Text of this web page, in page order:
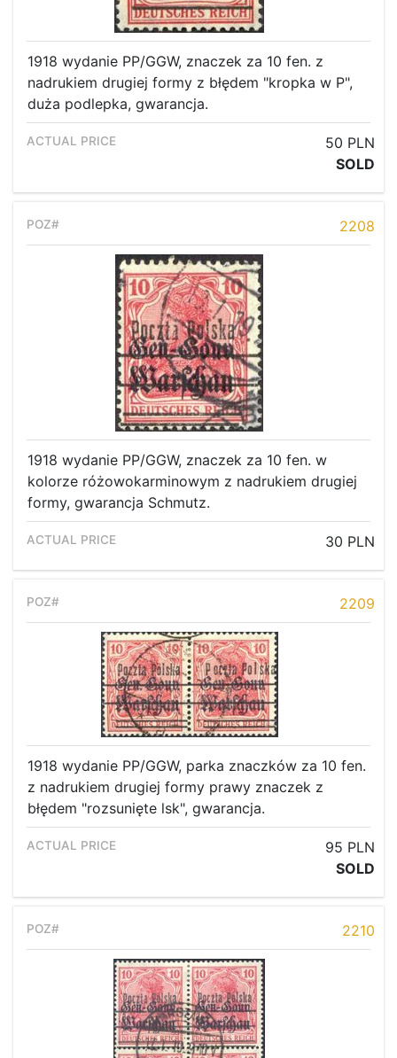
1918 wydanie PP/GGW, znaczek za 10 fen. z
nadrukiem drugiej formy z błędem "kropka w P",
duża podlepka, gwarancja.
50 PLN
SOLD
2208
1918 wydanie PP/GGW, znaczek za 10 fen. w
kolorze różowokarminowym z nadrukiem drugiej
formy, gwarancja Schmutz.
30 PLN
2209
1918 wydanie PP/GGW, parka znaczków za 10 fen.
z nadrukiem drugiej formy prawy znaczek z
błędem "rozsunięte lsk", gwarancja.
95 PLN
SOLD
2210